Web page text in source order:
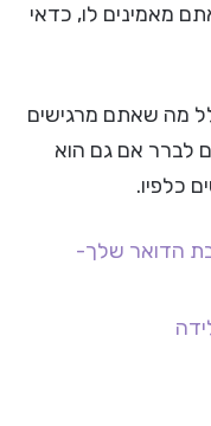
מאמינים לו, כדאי
מה שאתם מרגישים
לברר אם גם הוא
כלפיו.
הדואר שלך-